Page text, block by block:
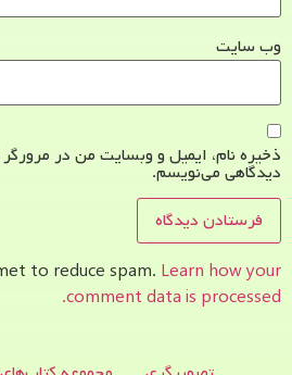
وب‌ سایت
ذخیره نام، ایمیل و وبسایت من در مرورگر
دیدگاهی می‌نویسم.
to reduce spam. Learn how your
comment data is processed.